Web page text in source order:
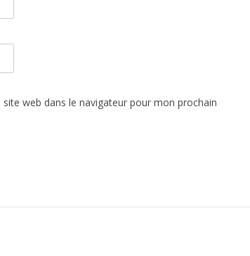
web dans le navigateur pour mon prochain